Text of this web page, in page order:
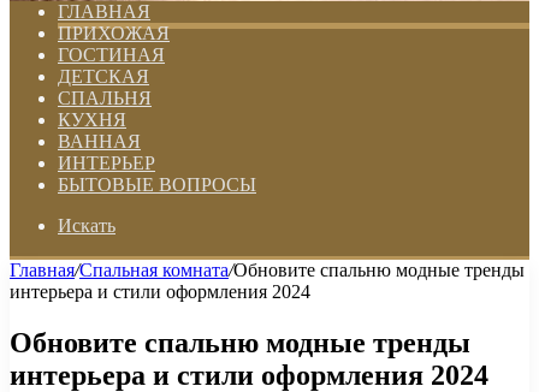
ГЛАВНАЯ
ПРИХОЖАЯ
ГОСТИНАЯ
ДЕТСКАЯ
СПАЛЬНЯ
КУХНЯ
ВАННАЯ
ИНТЕРЬЕР
БЫТОВЫЕ ВОПРОСЫ
Искать
Главная/Спальная комната/Обновите спальню модные тренды
интерьера и стили оформления 2024
Обновите спальню модные тренды
интерьера и стили оформления 2024